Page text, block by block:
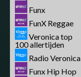
Funx
FunX Reggae
Veronica top
100 allertijden
Radio Veronica
Funx Hip Hop